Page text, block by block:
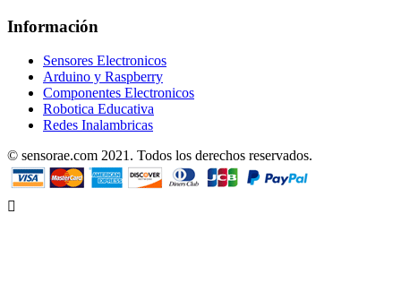
Información
Sensores Electronicos
Arduino y Raspberry
Componentes Electronicos
Robotica Educativa
Redes Inalambricas
© sensorae.com 2021. Todos los derechos reservados.
